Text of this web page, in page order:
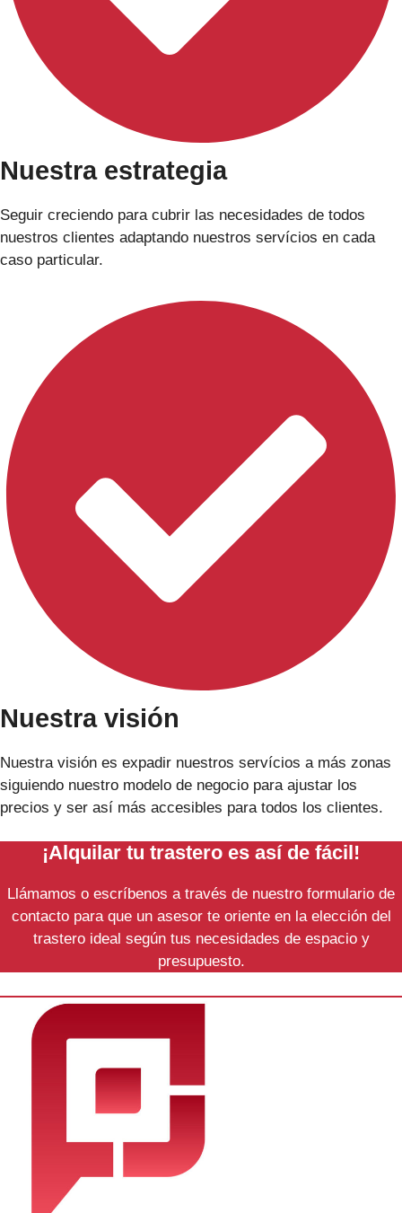
Nuestra estrategia
Seguir creciendo para cubrir las necesidades de todos
nuestros clientes adaptando nuestros servícios en cada
caso particular.
Nuestra visión
Nuestra visión es expadir nuestros servícios a más zonas
siguiendo nuestro modelo de negocio para ajustar los
precios y ser así más accesibles para todos los clientes.
¡Alquilar tu trastero es así de fácil!
Llámamos o escríbenos a través de nuestro formulario de
contacto para que un asesor te oriente en la elección del
trastero ideal según tus necesidades de espacio y
presupuesto.